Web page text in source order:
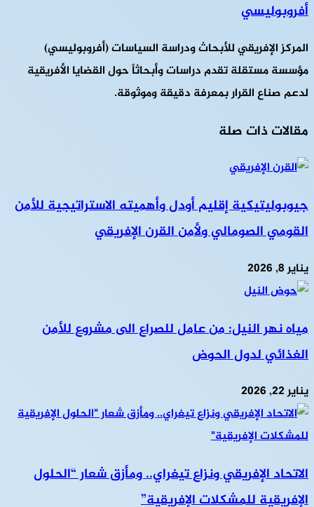
أفروبوليسي
المركز الإفريقي للأبحاث ودراسة السياسات (أفروبوليسي)
مؤسسة مستقلة تقدم دراسات وأبحاثاً حول القضايا الأفريقية
لدعم صناع القرار بمعرفة دقيقة وموثوقة.
مقالات ذات صلة
جيوبوليتيكية إقليم أودل وأهميته الاستراتيجية للأمن
القومي الصومالي ولأمن القرن الإفريقي
يناير 8, 2026
مياه نهر النيل: من عامل للصراع الى مشروع للأمن
الغذائي لدول الحوض
يناير 22, 2026
الاتحاد الإفريقي ونزاع تيغراي.. ومأزق شعار “الحلول
الإفريقية للمشكلات الإفريقية”